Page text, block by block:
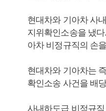
현대차와 기아차 사
지위확인소송을 냈
아차 비정규직의 손
현대차와 기아차는
확인소송 사건을 배
사내하도급 비정규